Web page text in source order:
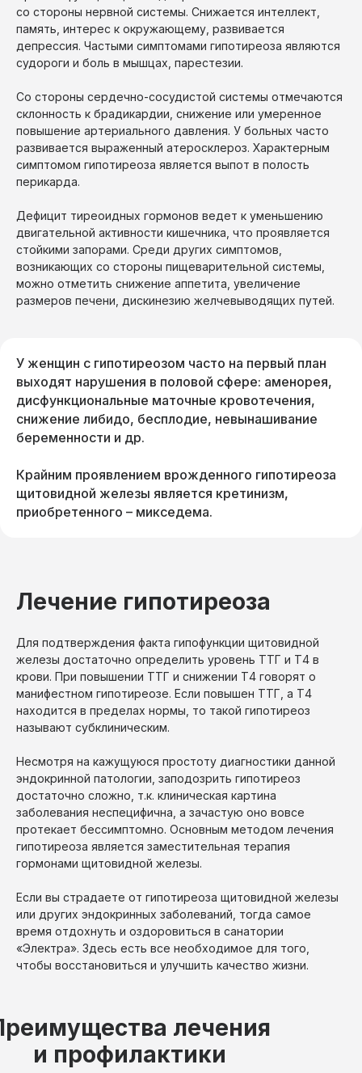
со стороны нервной системы. Снижается интеллект,
память, интерес к окружающему, развивается
депрессия. Частыми симптомами гипотиреоза являются
судороги и боль в мышцах, парестезии.
Со стороны сердечно-сосудистой системы отмечаются
склонность к брадикардии, снижение или умеренное
повышение артериального давления. У больных часто
развивается выраженный атеросклероз. Характерным
симптомом гипотиреоза является выпот в полость
перикарда.
Дефицит тиреоидных гормонов ведет к уменьшению
двигательной активности кишечника, что проявляется
стойкими запорами. Среди других симптомов,
возникающих со стороны пищеварительной системы,
можно отметить снижение аппетита, увеличение
размеров печени, дискинезию желчевыводящих путей.
У женщин с гипотиреозом часто на первый план
выходят нарушения в половой сфере: аменорея,
дисфункциональные маточные кровотечения,
снижение либидо, бесплодие, невынашивание
беременности и др.
Крайним проявлением врожденного гипотиреоза
щитовидной железы является кретинизм,
приобретенного – микседема.
Лечение гипотиреоза
Для подтверждения факта гипофункции щитовидной
железы достаточно определить уровень ТТГ и Т4 в
крови. При повышении ТТГ и снижении Т4 говорят о
манифестном гипотиреозе. Если повышен ТТГ, а Т4
находится в пределах нормы, то такой гипотиреоз
называют субклиническим.
Несмотря на кажущуюся простоту диагностики данной
эндокринной патологии, заподозрить гипотиреоз
достаточно сложно, т.к. клиническая картина
заболевания неспецифична, а зачастую оно вовсе
протекает бессимптомно. Основным методом лечения
гипотиреоза является заместительная терапия
гормонами щитовидной железы.
Если вы страдаете от гипотиреоза щитовидной железы
или других эндокринных заболеваний, тогда самое
время отдохнуть и оздоровиться в санатории
«Электра». Здесь есть все необходимое для того,
чтобы восстановиться и улучшить качество жизни.
лечения
и профилактики